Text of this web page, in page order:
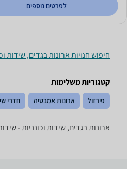
לפרטים נוספים
חיפוש חנויות ארונות בגדים, שידות
קטגוריות משלימות
פירזול ארונות אמבטיה חדרי
ארונות בגדים, שידות וכונניות -